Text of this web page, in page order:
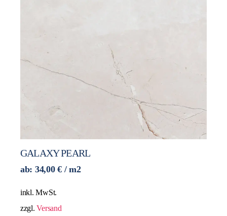
GALAXY PEARL
ab: 34,00€ / m2
inkl. MwSt.
zzgl.Versand